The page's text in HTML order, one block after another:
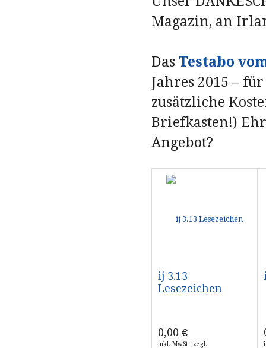
Magazin, an
Das Testabo
Jahres 2015 –
zusätzliche
Briefkasten!)
Angebot?
ij 3.13
Lesezeichen
0,00 €
inkl. MwSt., zzgl.